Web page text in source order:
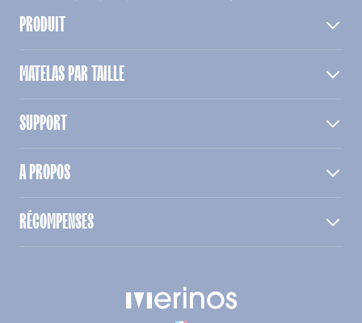
PRODUIT
MATELAS PAR TAILLE
SUPPORT
A PROPOS
RÉCOMPENSES